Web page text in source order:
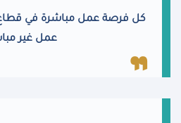
عمل غير